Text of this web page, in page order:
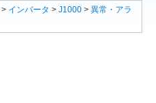
> インバータ > J1000 > 異常・アラ